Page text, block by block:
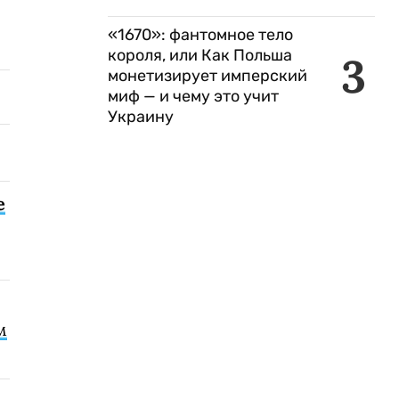
3
«1670»: фантомное тело
короля, или Как Польша
монетизирует имперский
миф — и чему это учит
Украину